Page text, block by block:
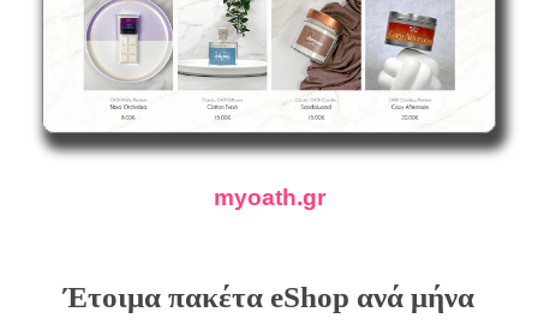
myoath.gr
Έτοιμα πακέτα eShop ανά μήνα